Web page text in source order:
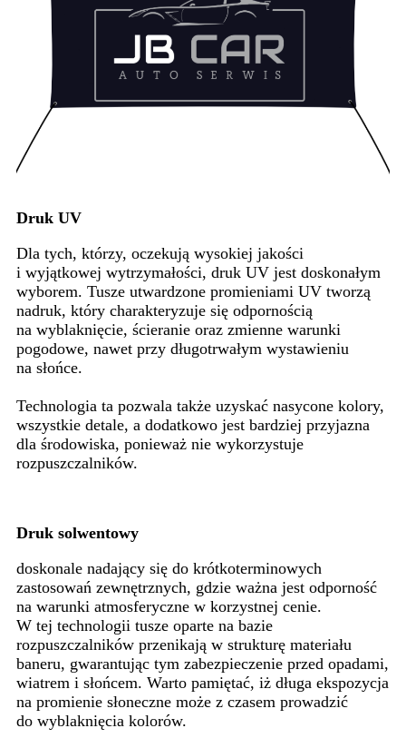
Druk solwentowy
doskonale nadający się do krótkoterminowych
zastosowań zewnętrznych, gdzie ważna jest odporność
na warunki atmosferyczne w korzystnej cenie.
W tej technologii tusze oparte na bazie
rozpuszczalników przenikają w strukturę materiału
baneru, gwarantując tym zabezpieczenie przed opadami,
wiatrem i słońcem. Warto pamiętać, iż długa ekspozycja
na promienie słoneczne może z czasem prowadzić
do wyblaknięcia kolorów.
Druk UV
Dla tych, którzy, oczekują wysokiej jakości
i wyjątkowej wytrzymałości, druk UV jest doskonałym
wyborem. Tusze utwardzone promieniami UV tworzą
nadruk, który charakteryzuje się odpornością
na wyblaknięcie, ścieranie oraz zmienne warunki
pogodowe, nawet przy długotrwałym wystawieniu
na słońce.
Technologia ta pozwala także uzyskać nasycone kolory,
wszystkie detale, a dodatkowo jest bardziej przyjazna
dla środowiska, ponieważ nie wykorzystuje
rozpuszczalników.